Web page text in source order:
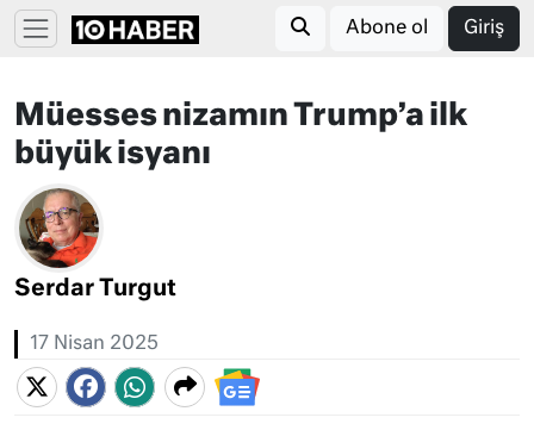
Abone ol Giriş
Müesses nizamın Trump’a ilk
büyük isyanı
Serdar Turgut
17 Nisan 2025